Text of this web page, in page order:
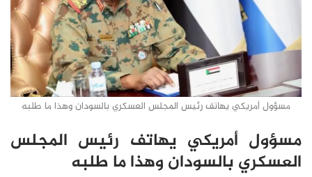
مسؤول أمريكي يهاتف رئيس المجلس العسكري بالسودان وهذا ما طلبه
مسؤول أمريكي يهاتف رئيس المجلس
العسكري بالسودان وهذا ما طلبه